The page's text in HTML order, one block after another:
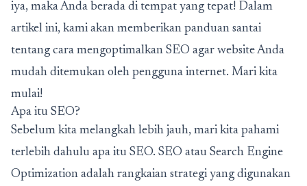
iya, maka Anda berada di tempat yang tepat! Dalam
artikel ini, kami akan memberikan panduan santai
tentang cara mengoptimalkan SEO agar website Anda
mudah ditemukan oleh pengguna internet. Mari kita
mulai!
Apa itu SEO?
Sebelum kita melangkah lebih jauh, mari kita pahami
terlebih dahulu apa itu SEO. SEO atau Search Engine
Optimization adalah rangkaian strategi yang digunakan